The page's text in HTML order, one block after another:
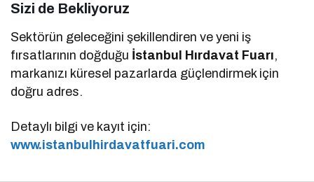
Sizi de Bekliyoruz
Sektörün geleceğini şekillendiren ve yeni iş
fırsatlarının doğduğu İstanbul Hırdavat Fuarı,
markanızı küresel pazarlarda güçlendirmek için
doğru adres.
Detaylı bilgi ve kayıt için:
www.istanbulhirdavatfuari.com